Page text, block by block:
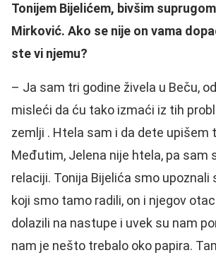
Tonijem Bijelićem, bivšim
Mirković. Ako se nije on vama
ste vi njemu?
– Ja sam tri godine živela u Beču, od
misleći da ću tako izmaći iz tih
zemlji . Htela sam i da dete upišem
Međutim, Jelena nije htela, pa sam
relaciji. Tonija Bijelića smo upoznali
koji smo tamo radili, on i njegov
dolazili na nastupe i uvek su nam
nam je nešto trebalo oko papira.